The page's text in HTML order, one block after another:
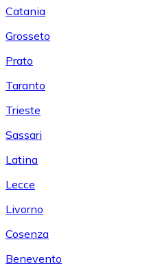
Catania
Grosseto
Prato
Taranto
Trieste
Sassari
Latina
Lecce
Livorno
Cosenza
Benevento